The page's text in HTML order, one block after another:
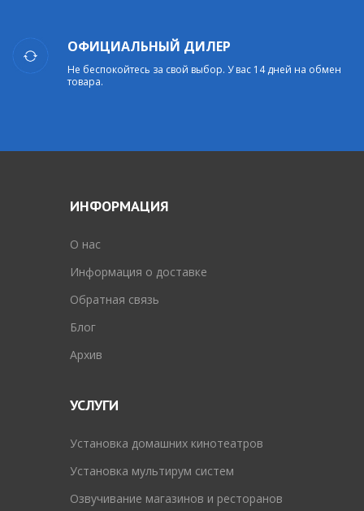
ОФИЦИАЛЬНЫЙ ДИЛЕР
Не беспокойтесь за свой выбор. У вас 14 дней на обмен
товара.
ИНФОРМАЦИЯ
O нас
Информация о доставке
Обратная связь
Блог
Архив
УСЛУГИ
Установка домашних кинотеатров
Установка мультирум систем
Озвучивание магазинов и ресторанов